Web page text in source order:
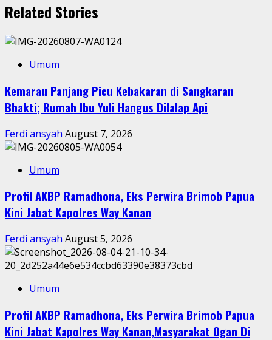
Related Stories
Umum
Kemarau Panjang Picu Kebakaran di Sangkaran
Bhakti; Rumah Ibu Yuli Hangus Dilalap Api
Ferdi ansyah August 7, 2026
Umum
Profil AKBP Ramadhona, Eks Perwira Brimob Papua
Kini Jabat Kapolres Way Kanan
Ferdi ansyah August 5, 2026
Umum
Profil AKBP Ramadhona, Eks Perwira Brimob Papua
Kini Jabat Kapolres Way Kanan,Masyarakat Ogan Di